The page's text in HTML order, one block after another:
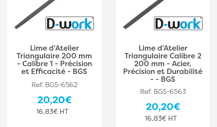
Lime d’Atelier
Triangulaire 200 mm
- Calibre 1 - Précision
et Efficacité - BGS
Ref. BGS-6562
20,20€
16,83€ HT
Lime d’Atelier
Triangulaire Calibre 2
200 mm - Acier,
Précision et Durabilité
- - BGS
Ref. BGS-6563
20,20€
16,83€ HT